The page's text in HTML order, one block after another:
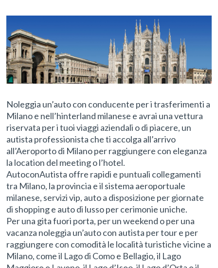
Noleggia un’auto con conducente per i trasferimenti a
Milano e nell’hinterland milanese e avrai una vettura
riservata per i tuoi viaggi aziendali o di piacere, un
autista professionista che ti accolga all’arrivo
all’Aeroporto di Milano per raggiungere con eleganza
la location del meeting o l’hotel.
AutoconAutista offre rapidi e puntuali collegamenti
tra Milano, la provincia e il sistema aeroportuale
milanese, servizi vip, auto a disposizione per giornate
di shopping e auto di lusso per cerimonie uniche.
Per una gita fuori porta, per un weekend o per una
vacanza noleggia un’auto con autista per tour e per
raggiungere con comodità le località turistiche vicine a
Milano, come il Lago di Como e Bellagio, il Lago